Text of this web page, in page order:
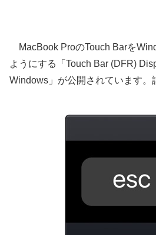
MacBook ProのTouch Barを
ようにする「Touch Bar (DFR)
Windows」が公開されています。